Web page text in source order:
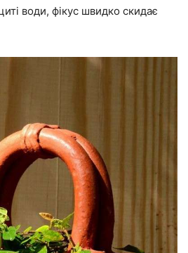
води, фікус швидко скидає